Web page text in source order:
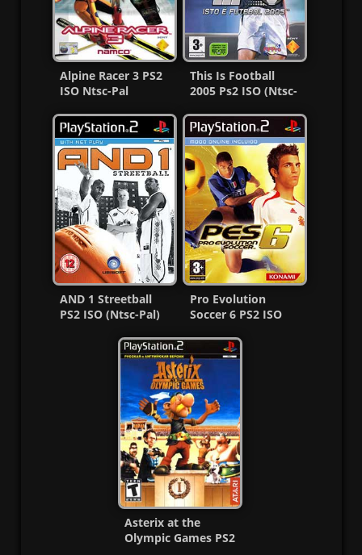
Alpine Racer 3 PS2
ISO Ntsc-Pal
This Is Football
2005 Ps2 ISO (Ntsc-
MF
AND 1 Streetball
PS2 ISO (Ntsc-Pal)
Pro Evolution
Soccer 6 PS2 ISO
MG-MF
Asterix at the
Olympic Games PS2